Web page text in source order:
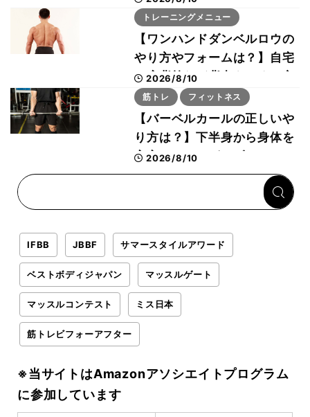
チョは半額の990円に
トレーニングメニュー
【ワンハンドダンベルロウの
やり方やフォームは？】自宅
で広背筋など背中をつくる方
法をボディビル世界王者・鈴
木雅選手が解説
2026/8/10
筋トレ フィットネス
【バーベルカールの正しいや
り方は？】下半身から身体を
安定させるのがカギ！
2026/8/10
IFBB JBBF サマースタイルアワード
ベストボディジャパン マッスルゲート
マッスルコンテスト ミス日本
筋トレビフォーアフター
※当サイトはAmazonアソシエイトプログラム
に参加しています